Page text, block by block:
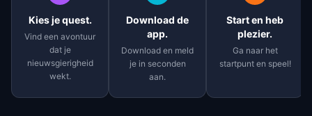
Kies je quest.
Vind een avontuur
dat je
nieuwsgierigheid
wekt.
Download de
app.
Download en meld
je in seconden
aan.
Start en heb
plezier.
Ga naar het
startpunt en speel!